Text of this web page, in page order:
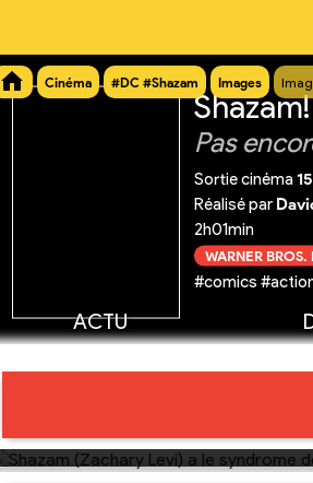
Cinéma #DC #Shazam Images
Pas
Sortie cinéma
Réalisé par
2h01min
WARNER BROS.
#comics
ACTU